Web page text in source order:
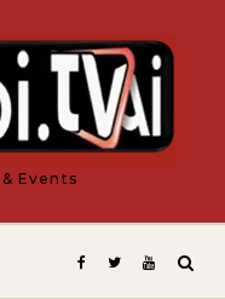
Events